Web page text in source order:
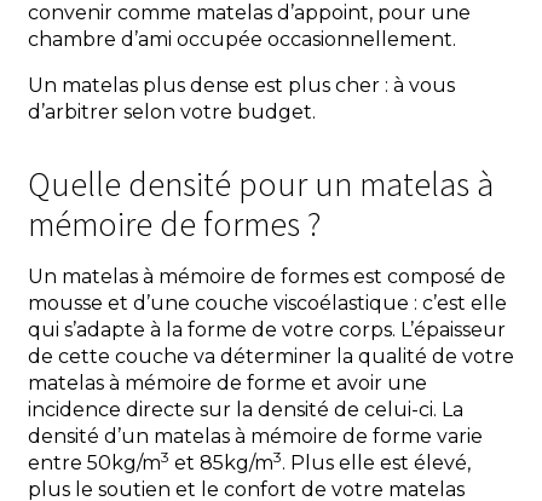
convenir comme matelas d’appoint, pour une
chambre d’ami occupée occasionnellement.
Un matelas plus dense est plus cher : à vous
d’arbitrer selon votre budget.
Quelle densité pour un matelas à
mémoire de formes ?
Un matelas à mémoire de formes est composé de
mousse et d’une couche viscoélastique : c’est elle
qui s’adapte à la forme de votre corps. L’épaisseur
de cette couche va déterminer la qualité de votre
matelas à mémoire de forme et avoir une
incidence directe sur la densité de celui-ci. La
densité d’un matelas à mémoire de forme varie
entre 50kg/m3 et 85kg/m3. Plus elle est élevé,
plus le soutien et le confort de votre matelas